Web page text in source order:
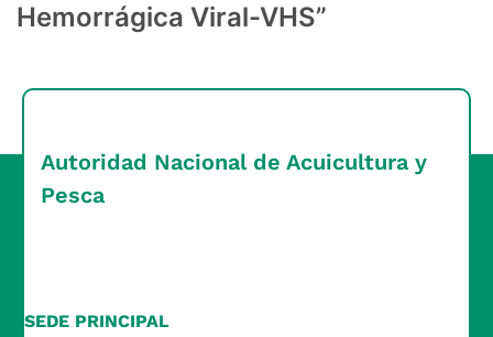
Hemorrágica Viral-VHS”
Autoridad Nacional de Acuicultura y
Pesca
SEDE PRINCIPAL